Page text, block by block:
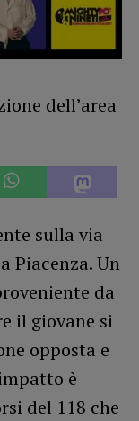
sulla via
Piacenza. Un
da
il giovane si
opposta e
è
del 118 che